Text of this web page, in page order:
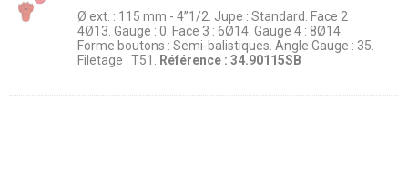
Ø ext. : 115 mm - 4’’1/2. Jupe : Standard. Face 2 :
4Ø13. Gauge : 0. Face 3 : 6Ø14. Gauge 4 : 8Ø14.
Forme boutons : Semi-balistiques. Angle Gauge : 35.
Filetage : T51.
Référence : 34.90115SB